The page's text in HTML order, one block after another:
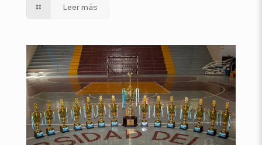
Leer más